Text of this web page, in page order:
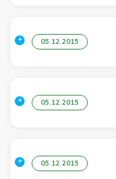
05.12.2015
05.12.2015
05.12.2015